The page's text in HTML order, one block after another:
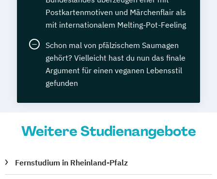
Postkartenmotiven und Märchenflair als
mit internationalem Melting-Pot-Feeling
Schon mal von pfälzischem Saumagen
gehört? Vielleicht hast du nun das finale
Argument für einen veganen Lebensstil
gefunden
Weitere Studienangebote
Fernstudium in Rheinland-Pfalz